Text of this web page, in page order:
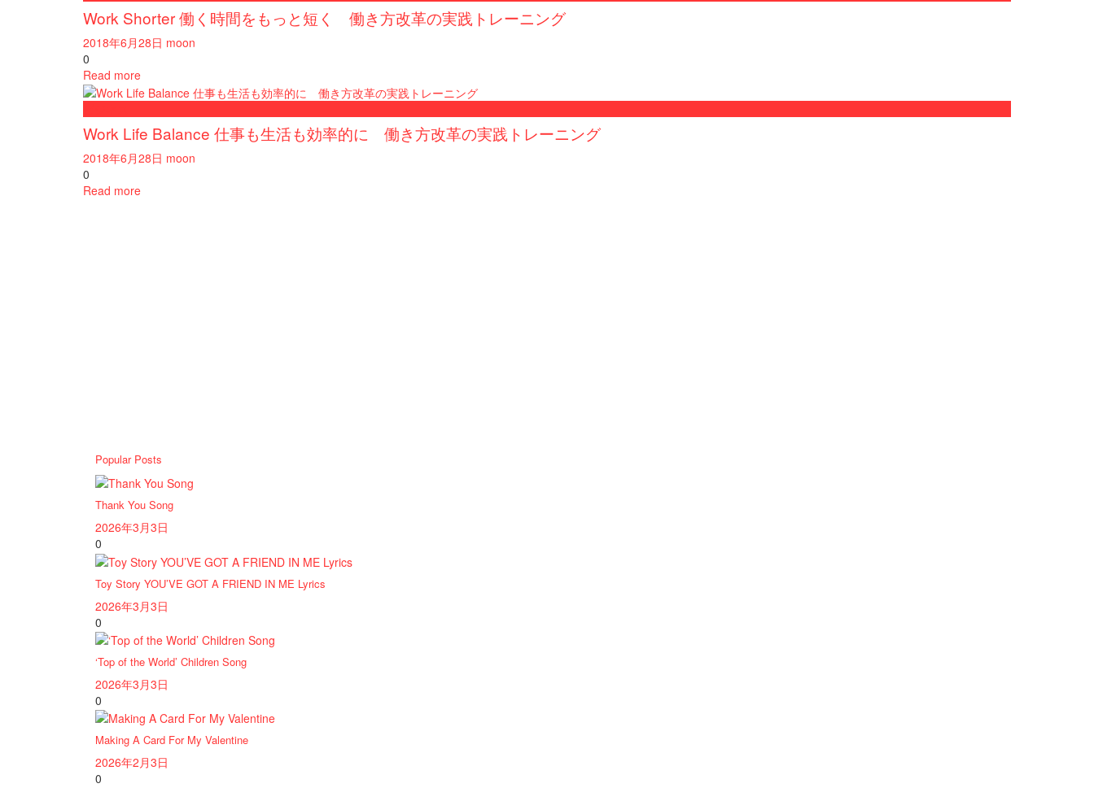
Work Shorter 働く時間をもっと短く 働き方改革の実践トレーニング
2018年6月28日 moon
0
Read more
Work Life Balance 仕事も生活も効率的に 働き方改革の実践トレーニング
2018年6月28日 moon
0
Read more
Popular Posts
Thank You Song
2026年3月3日
0
Toy Story YOU’VE GOT A FRIEND IN ME Lyrics
2026年3月3日
0
‘Top of the World’ Children Song
2026年3月3日
0
Making A Card For My Valentine
2026年2月3日
0